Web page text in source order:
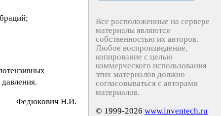
Фeдюкoвич Н.И.
Все расположенные на сервере
материалы являются
собственностью их авторов.
Любое воспроизведение,
копирование с целью
коммерческого использования
этих материалов должно
согласовываться с авторами
материалов.
© 1999-2026 www.inventech.ru